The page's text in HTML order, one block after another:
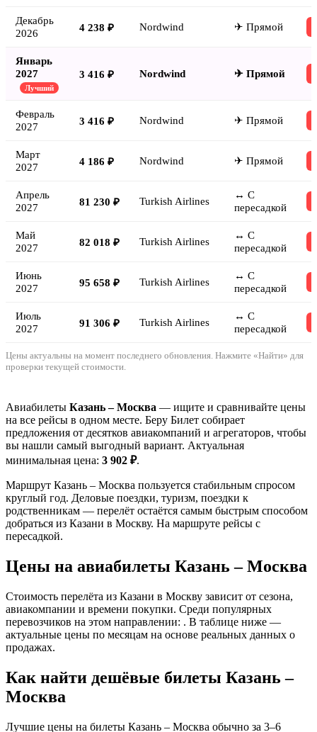
Декабрь
2026
4 238 ₽ Nordwind ✈ Прямой
Январь
2027
Лучший
3 416 ₽ Nordwind ✈ Прямой
Февраль
2027
3 416 ₽ Nordwind ✈ Прямой
Март
2027
4 186 ₽ Nordwind ✈ Прямой
Апрель
2027
81 230 ₽ Turkish Airlines
↔ С
пересадкой
Май
2027
82 018 ₽ Turkish Airlines
↔ С
пересадкой
Июнь
2027
95 658 ₽ Turkish Airlines
↔ С
пересадкой
Июль
2027
91 306 ₽ Turkish Airlines
↔ С
пересадкой
Цены актуальны на момент последнего обновления. Нажмите «Найти» для
проверки текущей стоимости.
Авиабилеты Казань – Москва — ищите и сравнивайте цены
на все рейсы в одном месте. Беру Билет собирает
предложения от десятков авиакомпаний и агрегаторов, чтобы
вы нашли самый выгодный вариант. Актуальная
минимальная цена: 3 902 ₽.
Маршрут Казань – Москва пользуется стабильным спросом
круглый год. Деловые поездки, туризм, поездки к
родственникам — перелёт остаётся самым быстрым способом
добраться из Казани в Москву. На маршруте рейсы с
пересадкой.
Цены на авиабилеты Казань – Москва
Стоимость перелёта из Казани в Москву зависит от сезона,
авиакомпании и времени покупки. Среди популярных
перевозчиков на этом направлении: . В таблице ниже —
актуальные цены по месяцам на основе реальных данных о
продажах.
Как найти дешёвые билеты Казань –
Москва
Лучшие цены на билеты Казань – Москва обычно за 3–6